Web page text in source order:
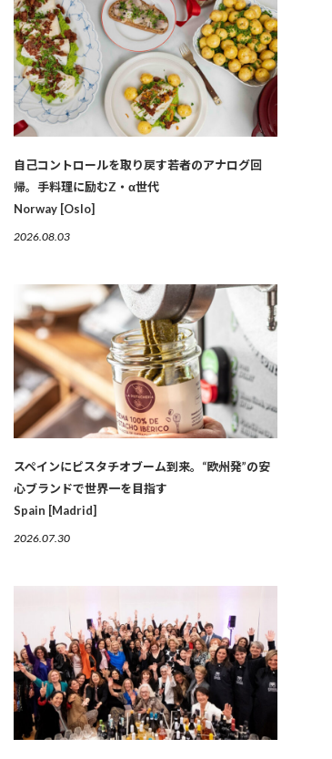
自己コントロールを取り戻す若者のアナログ回
帰。手料理に励むZ・α世代
Norway [Oslo]
2026.08.03
スペインにピスタチオブーム到来。“欧州発”の安
心ブランドで世界一を目指す
Spain [Madrid]
2026.07.30